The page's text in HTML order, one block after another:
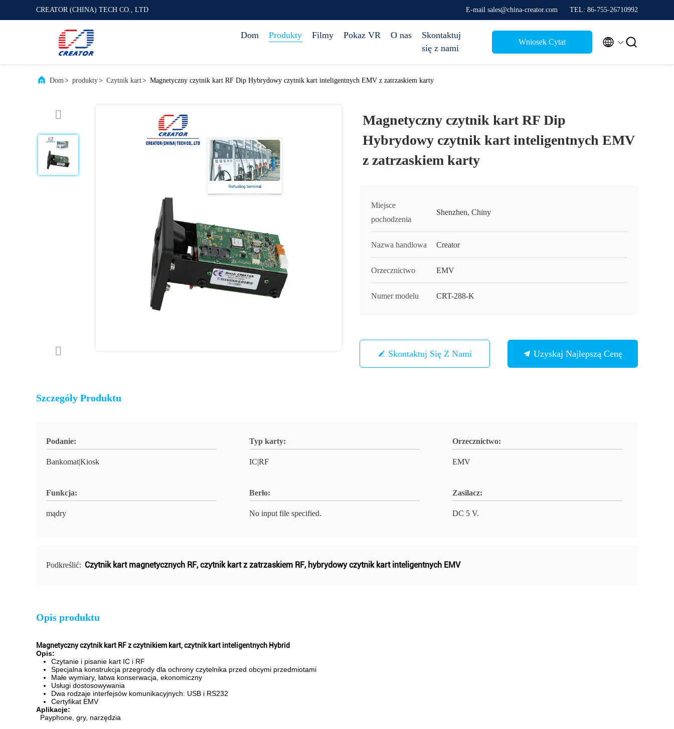
CREATOR (CHINA) TECH CO., LTD E-mail sales@china-creator.com TEL: 86-755-26710992
Dom Produkty Filmy Pokaz VR O nas
Skontaktuj
się z nami
Wniosek Cytat  
Dom> produkty> Czytnik kart> Magnetyczny czytnik kart RF Dip Hybrydowy czytnik kart inteligentnych EMV z zatrzaskiem karty
Magnetyczny czytnik kart RF Dip
Hybrydowy czytnik kart inteligentnych EMV
z zatrzaskiem karty
Miejsce
pochodzenia
Shenzhen, Chiny
Nazwa handlowa Creator
Orzecznictwo EMV
Numer modelu CRT-288-K
Skontaktuj Się Z Nami Uzyskaj Najlepszą Cenę
Szczegóły Produktu
Podanie:
Bankomat|Kiosk
Typ karty:
IC|RF
Orzecznictwo:
EMV
Funkcja:
mądry
Berło:
No input file specified.
Zasilacz:
DC 5 V.
Podkreślić: Czytnik kart magnetycznych RF,czytnik kart z zatrzaskiem RF, hybrydowy czytnik kart inteligentnych EMV
Opis produktu
Magnetyczny czytnik kart RF z czytnikiem kart, czytnik kart inteligentnych Hybrid
Opis:
Czytanie i pisanie kart IC i RF
Specjalna konstrukcja przegrody dla ochrony czytelnika przed obcymi przedmiotami
Małe wymiary, łatwa konserwacja, ekonomiczny
Usługi dostosowywania
Dwa rodzaje interfejsów komunikacyjnych: USB i RS232
Certyfikat EMV
Aplikacje:
Payphone, gry, narzędzia